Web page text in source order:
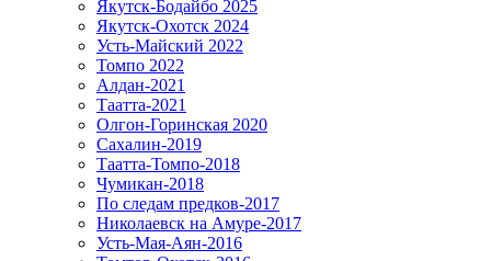
Якутск-Бодайбо 2025
Якутск-Охотск 2024
Усть-Майский 2022
Томпо 2022
Алдан-2021
Таатта-2021
Олгон-Горинская 2020
Сахалин-2019
Таатта-Томпо-2018
Чумикан-2018
По следам предков-2017
Николаевск на Амуре-2017
Усть-Мая-Аян-2016